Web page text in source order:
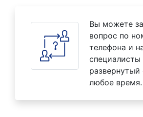
Вы можете
вопрос по
телефона и
специалисты
развернутый
любое время.